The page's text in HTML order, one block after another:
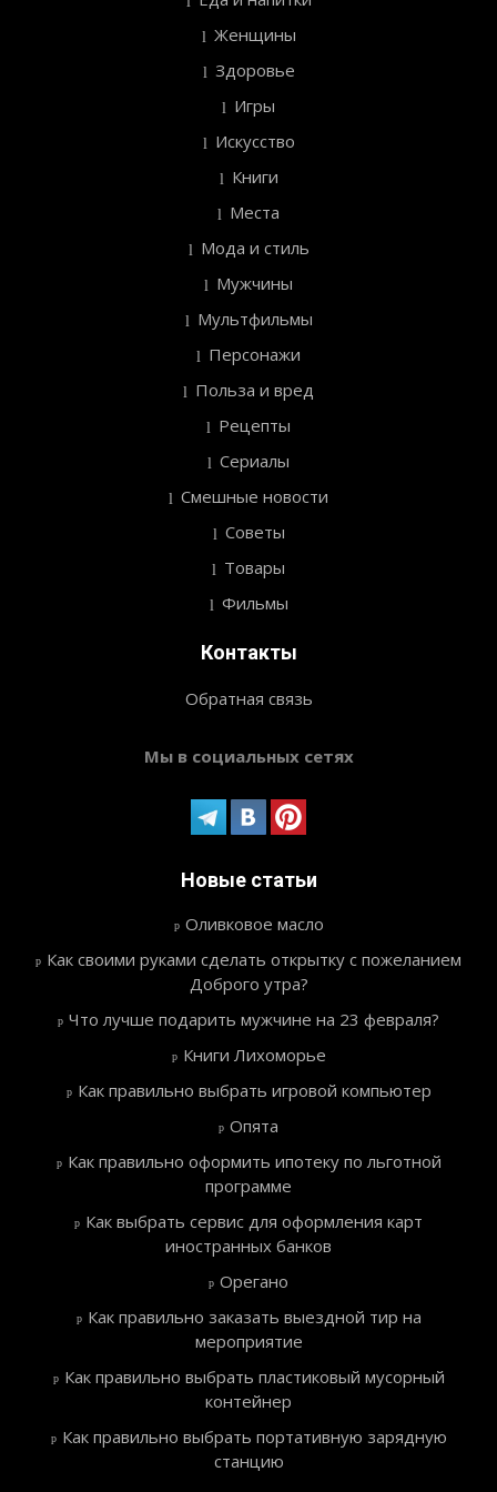
Женщины
Здоровье
Игры
Искусство
Книги
Места
Мода и стиль
Мужчины
Мультфильмы
Персонажи
Польза и вред
Рецепты
Сериалы
Смешные новости
Советы
Товары
Фильмы
Контакты
Обратная связь
Мы в социальных сетях
Новые статьи
Оливковое масло
Как своими руками сделать открытку с пожеланием
Доброго утра?
Что лучше подарить мужчине на 23 февраля?
Книги Лихоморье
Как правильно выбрать игровой компьютер
Опята
Как правильно оформить ипотеку по льготной
программе
Как выбрать сервис для оформления карт
иностранных банков
Орегано
Как правильно заказать выездной тир на
мероприятие
Как правильно выбрать пластиковый мусорный
контейнер
Как правильно выбрать портативную зарядную
станцию